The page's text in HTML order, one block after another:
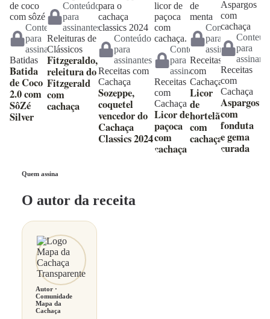
Conteúdo
para
assinantes
Batidas
Batida
de Coco
2.0 com
SôZé
Silver
Conteúdo
para
assinantes
Releituras de
Clássicos
Fitzgeraldo,
releitura do
Fitzgerald
com
cachaça
Conteúdo
para
assinantes
Receitas com
Cachaça
Sozeppe,
coquetel
vencedor do
Cachaça
Classics 2024
Conteúdo
para
assinantes
Receitas
com
Cachaça
Licor de
paçoca
com
cachaça
Conteúdo
para
assinantes
Receitas
com
Cachaça
Licor
de
hortelã
com
cachaça
para
Receitas
com
Cachaça
Aspargos
com
fonduta
e gema
curada
Quem assina
O autor da receita
Autor ·
Comunidade
Mapa da
Cachaça